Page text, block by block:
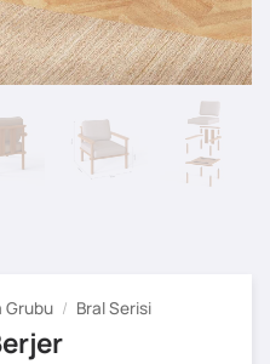
Grubu / Bral Serisi